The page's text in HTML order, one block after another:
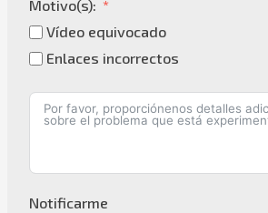
Motivo(s):
Vídeo equivocado
Enlaces incorrectos
Notificarme